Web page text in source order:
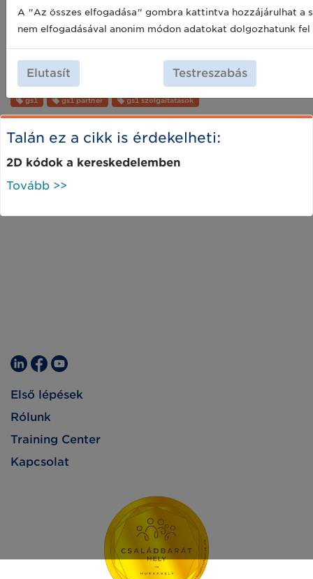
vehessék igénybe a GS1 szolgáltatásokat.
Köszönjük, hogy Ön is a Partnerünk!
Cimkék:
gs1 gs1 partner gs1 szolgáltatások
Talán ez a cikk is érdekelheti:
2D kódok a kereskedelemben
Tovább >>
Első lépések
Rólunk
Training Center
Kapcsolat
A "Az összes elfogadása" gombra kattintva hozzájárulhat a
nem elfogadásával anonim módon adatokat dolgozhatunk
Elutasít Testreszabás